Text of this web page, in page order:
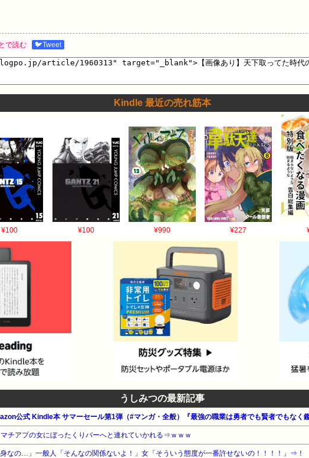
で読む 🐦Tweet
Kindle 最近の売れ筋本
¥100 ¥100 ¥990 ¥227
うしみつの最新記事
マチアプの女にぼったくりバーへと連れていかれる⇒ｗｗｗ
なの…」一般人「そんなの関係ないよ！」女「そういう態度が一番許せないの！！！！」⇒！